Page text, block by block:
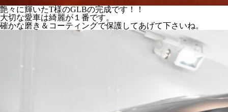
艶々に輝いたT様のGLBの完成です！！
大切な愛車は綺麗が１番です。
確かな磨き＆コーティングで保護してあげて下さいね。